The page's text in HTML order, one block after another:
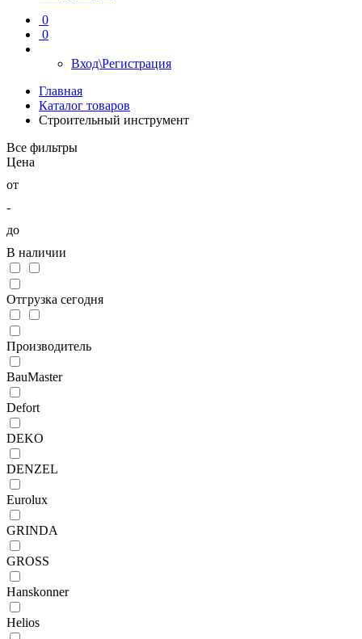
0
0
Вход\Регистрация
Главная
Каталог товаров
Строительный инструмент
Все фильтры
Цена
от
-
до
В наличии
Отгрузка сегодня
Производитель
BauMaster
Defort
DEKO
DENZEL
Eurolux
GRINDA
GROSS
Hanskonner
Helios